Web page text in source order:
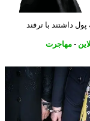
با ترفند
مهاجرت